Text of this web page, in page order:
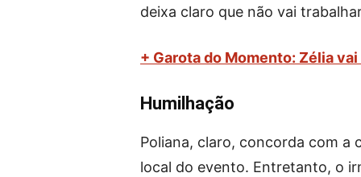
deixa claro que não vai
+ Garota do Momento: Zélia
Humilhação
Poliana, claro, concorda com a
local do evento. Entretanto, o